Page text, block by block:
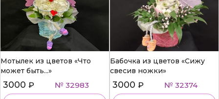
Мотылек из цветов «Что
может быть...»
3000 ₽ № 32983
Бабочка из цветов «Сижу
свесив ножки»
3000 ₽ № 32374